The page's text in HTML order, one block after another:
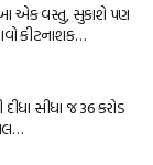
આ એક વસ્તુ, સુકાશે પણ
કીટનાશક…
સીધા જ 36 કરોડ